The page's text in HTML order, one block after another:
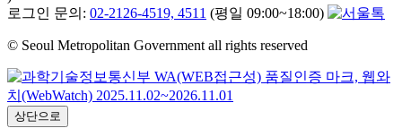
로그인 문의: 02-2126-4519, 4511 (평일 09:00~18:00)
© Seoul Metropolitan Government all rights reserved
상단으로